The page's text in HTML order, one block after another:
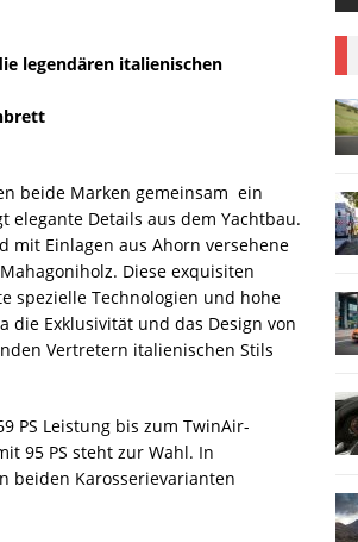
legendären italienischen
beide Marken gemeinsam ein
elegante Details aus dem Yachtbau.
mit Einlagen aus Ahorn versehene
Diese exquisiten
spezielle Technologien und hohe
die Exklusivität und das Design von
Vertretern italienischen Stils
PS Leistung bis zum TwinAir-
95 PS steht zur Wahl. In
beiden Karosserievarianten